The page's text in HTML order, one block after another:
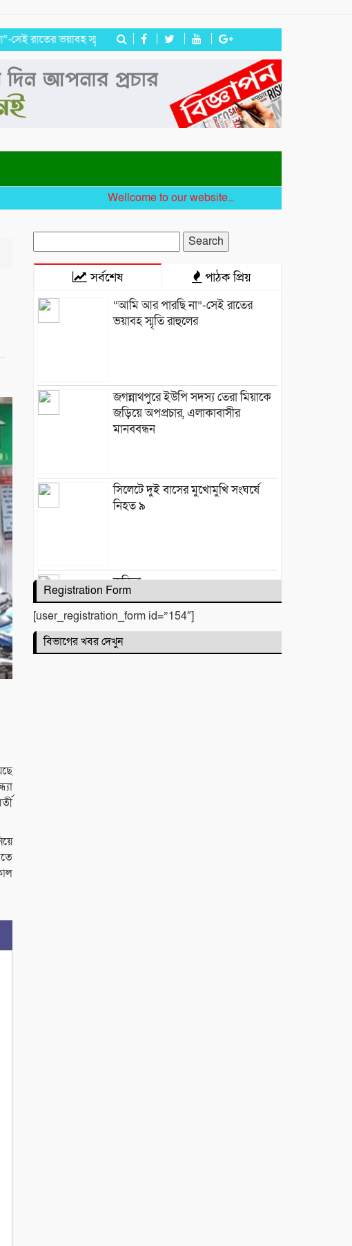
ভয়াবহ স্মৃতি রাহুলের জগন্নাথপুরে ইউপি সদস্য তেরা মিয়াকে জড়িয়ে অপপ্রচার,
Wellcome to our website...
for:
সর্বশেষ পাঠক প্রিয়
“আমি আর পারছি না”-সেই রাতের
ভয়াবহ স্মৃতি রাহুলের
জগন্নাথপুরে ইউপি সদস্য তেরা মিয়াকে
জড়িয়ে অপপ্রচার, এলাকাবাসীর
মানববন্ধন
সিলেটে দুই বাসের মুখোমুখি সংঘর্ষে
নিহত ৯
কবিতা :
Registration Form
[user_registration_form id=”154″]
বিভাগের খবর দেখুন